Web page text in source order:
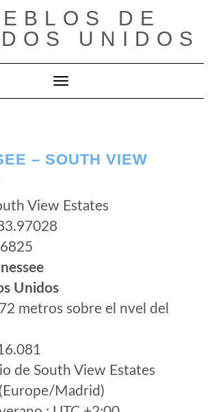
DE
UNIDOS
Cambiar modo de navegación
– SOUTH VIEW
View Estates
Unidos
metros sobre el nvel del
de South View Estates
Madrid)